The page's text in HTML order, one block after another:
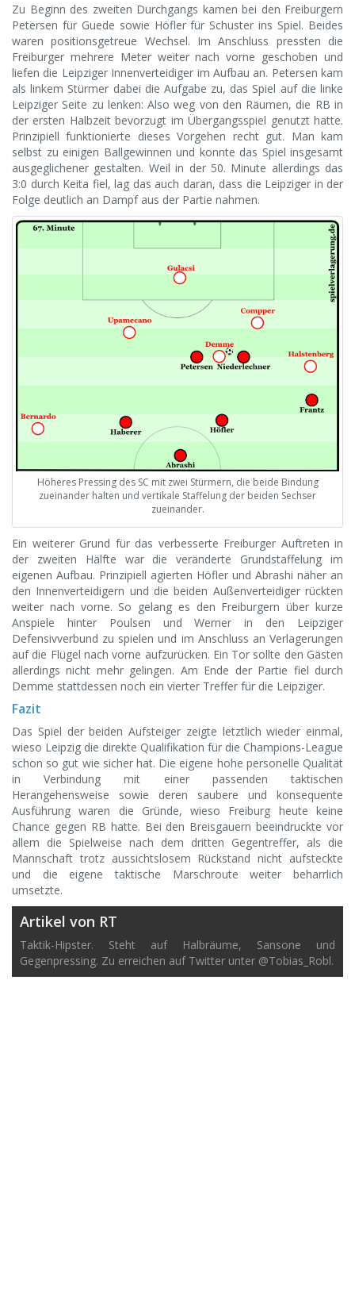
Zu Beginn des zweiten Durchgangs kamen bei den Freiburgern
Petersen für Guede sowie Höfler für Schuster ins Spiel. Beides
waren positionsgetreue Wechsel. Im Anschluss pressten die
Freiburger mehrere Meter weiter nach vorne geschoben und
liefen die Leipziger Innenverteidiger im Aufbau an. Petersen kam
als linkem Stürmer dabei die Aufgabe zu, das Spiel auf die linke
Leipziger Seite zu lenken: Also weg von den Räumen, die RB in
der ersten Halbzeit bevorzugt im Übergangsspiel genutzt hatte.
Prinzipiell funktionierte dieses Vorgehen recht gut. Man kam
selbst zu einigen Ballgewinnen und konnte das Spiel insgesamt
ausgeglichener gestalten. Weil in der 50. Minute allerdings das
3:0 durch Keita fiel, lag das auch daran, dass die Leipziger in der
Folge deutlich an Dampf aus der Partie nahmen.
Höheres Pressing des SC mit zwei Stürmern, die beide Bindung
zueinander halten und vertikale Staffelung der beiden Sechser
zueinander.
Ein weiterer Grund für das verbesserte Freiburger Auftreten in
der zweiten Hälfte war die veränderte Grundstaffelung im
eigenen Aufbau. Prinzipiell agierten Höfler und Abrashi näher an
den Innenverteidigern und die beiden Außenverteidiger rückten
weiter nach vorne. So gelang es den Freiburgern über kurze
Anspiele hinter Poulsen und Werner in den Leipziger
Defensivverbund zu spielen und im Anschluss an Verlagerungen
auf die Flügel nach vorne aufzurücken. Ein Tor sollte den Gästen
allerdings nicht mehr gelingen. Am Ende der Partie fiel durch
Demme stattdessen noch ein vierter Treffer für die Leipziger.
Fazit
Das Spiel der beiden Aufsteiger zeigte letztlich wieder einmal,
wieso Leipzig die direkte Qualifikation für die Champions-League
schon so gut wie sicher hat. Die eigene hohe personelle Qualität
in Verbindung mit einer passenden taktischen
Herangehensweise sowie deren saubere und konsequente
Ausführung waren die Gründe, wieso Freiburg heute keine
Chance gegen RB hatte. Bei den Breisgauern beeindruckte vor
allem die Spielweise nach dem dritten Gegentreffer, als die
Mannschaft trotz aussichtslosem Rückstand nicht aufsteckte
und die eigene taktische Marschroute weiter beharrlich
umsetzte.
Artikel von RT
Taktik-Hipster. Steht auf Halbräume, Sansone und
Gegenpressing. Zu erreichen auf Twitter unter @Tobias_Robl.